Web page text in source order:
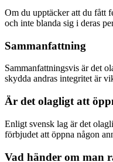
Om du upptäcker att du fått
och inte blanda sig i deras
Sammanfattning
Sammanfattningsvis är det
skydda andras integritet är
Är det olagligt att
Enligt svensk lag är det
förbjudet att öppna någon
Vad händer om man